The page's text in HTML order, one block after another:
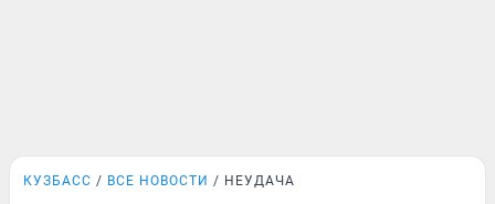
КУЗБАСС ВСЕ НОВОСТИ НЕУДАЧА